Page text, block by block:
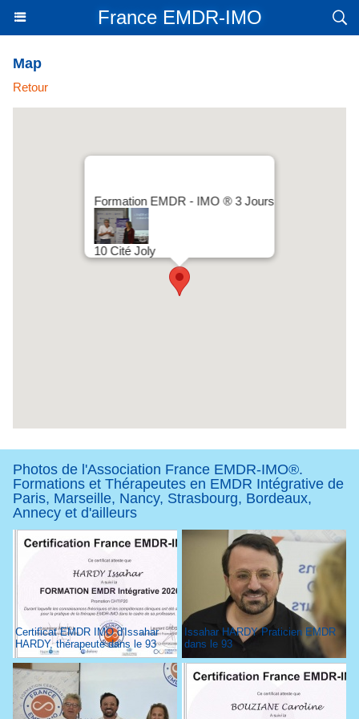
France EMDR-IMO
Map
Retour
Formation EMDR - IMO ® 3 Jours
10 Cité Joly
Photos de l'Association France EMDR-IMO®.
Formations et Thérapeutes en EMDR Intégrative de
Paris, Marseille, Nancy, Strasbourg, Bordeaux,
Annecy et d'ailleurs
Certificat EMDR IMO d'Issahar
HARDY, thérapeute dans le 93
Issahar HARDY Praticien EMDR
dans le 93